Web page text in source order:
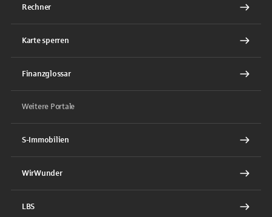
Rechner
Karte sperren
Finanzglossar
Weitere Portale
S-Immobilien
WirWunder
LBS